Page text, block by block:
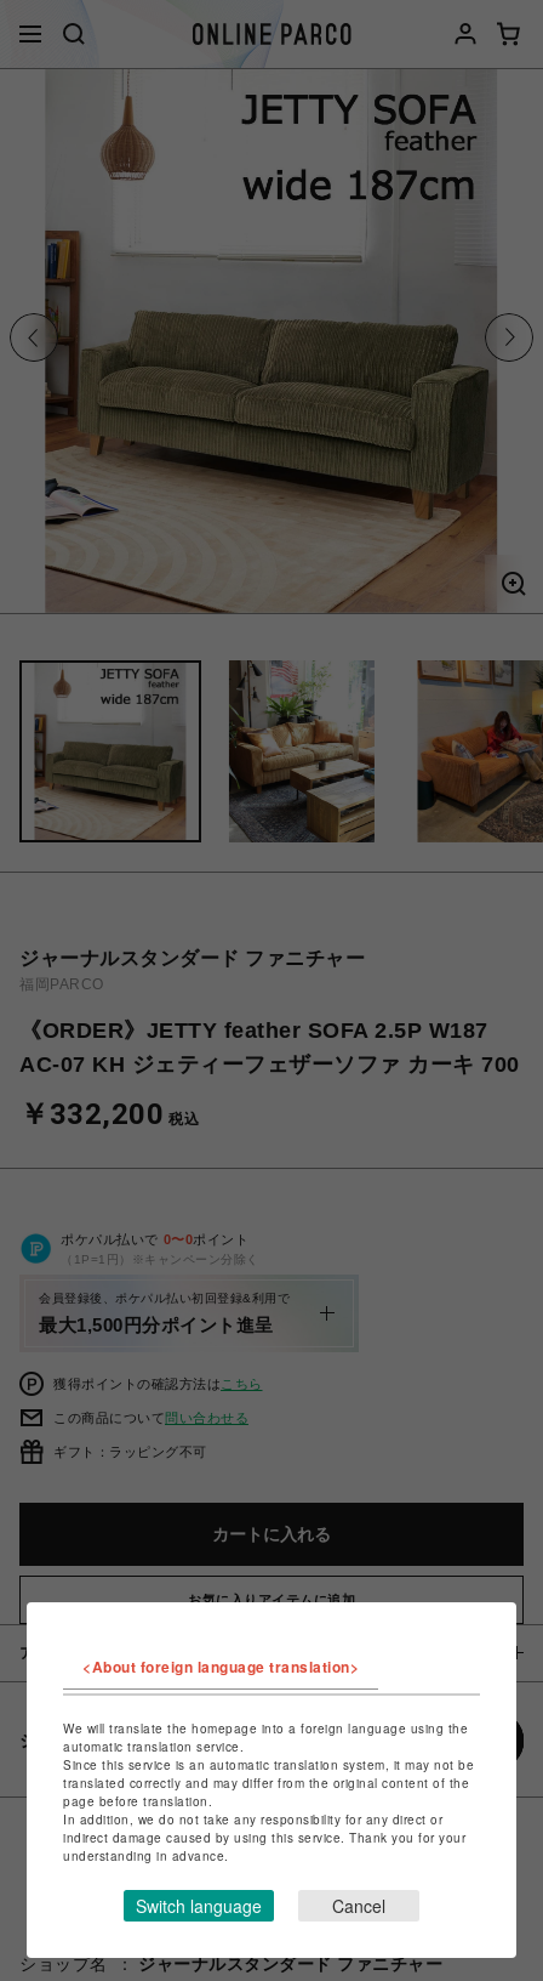
ジャーナルスタンダード ファニチャー
福岡PARCO
《ORDER》JETTY feather SOFA 2.5P W187
AC-07 KH ジェティーフェザーソファ カーキ 700
￥332,200 税込
ポケパル払いで 0〜0ポイント
（1P=1円）※キャンペーン分除く
会員登録後、ポケパル払い初回登録&利用で
最大1,500円分ポイント進呈
獲得ポイントの確認方法は こちら
この商品について問い合わせる
ギフト：ラッピング不可
カートに入れる
お気に入りアイテムに追加
アイテム説明 / 素材
シェアする
ショップ名
ジャーナルスタンダード ファニチャー
<About foreign language translation>
We will translate the homepage into a foreign language using the
automatic translation service.
Since this service is an automatic translation system, it may not be
translated correctly and may differ from the original content of the
page before translation.
In addition, we do not take any responsibility for any direct or
indirect damage caused by using this service. Thank you for your
understanding in advance.
Switch language Cancel